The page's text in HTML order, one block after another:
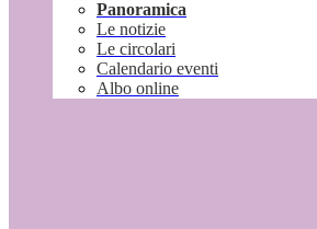
Panoramica
Le notizie
Le circolari
Calendario eventi
Albo online